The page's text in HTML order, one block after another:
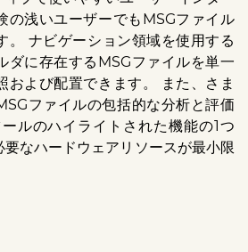
の浅いユーザーでもMSGファイル
。 ナビゲーション領域を使用する
ダに存在するMSGファイルを単一
および配置できます。 また、さま
ファイルの包括的な分析と評価
ルのハイライトされた機能の1つ
なハードウェアリソースが最小限